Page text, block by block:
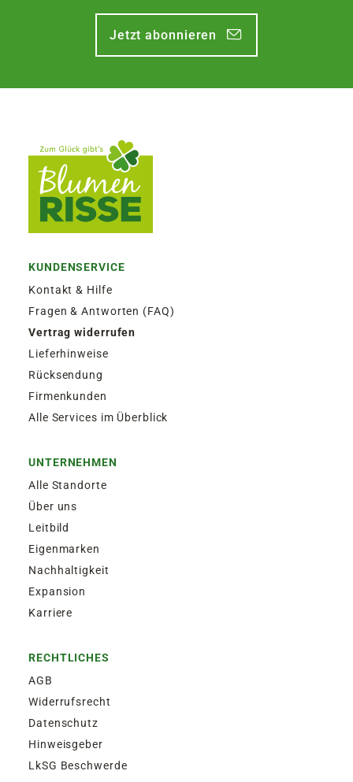
Jetzt abonnieren
KUNDENSERVICE
Kontakt & Hilfe
Fragen & Antworten (FAQ)
Vertrag widerrufen
Lieferhinweise
Rücksendung
Firmenkunden
Alle Services im Überblick
UNTERNEHMEN
Alle Standorte
Über uns
Leitbild
Eigenmarken
Nachhaltigkeit
Expansion
Karriere
RECHTLICHES
AGB
Widerrufsrecht
Datenschutz
Hinweisgeber
LkSG Beschwerde